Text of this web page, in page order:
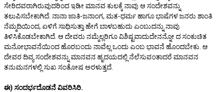
ಸೇರಿದವರಾಗಿರುವುದರಿಂದ ಇಡೀ ಮಾನವ ಕುಲಕ್ಕೆ ನಾವು ಆ ಸಂದೇಶವನ್ನು
ತಲುಪಿಸಬೇಕಾಗಿದೆ. ನಾನಾ ಜಾತಿ-ಜನಾಂಗ, ಮತ-ಧರ್ಮ ಹಾಗೂ ಭಾಷೆಗಳ ಜನರು ಶಾಂತಿ
ನೆಮ್ಮದಿಯಿಂದ, ಏಳಿಗೆ ಸಾಧಿಸುತ್ತಾ ಹೇಗೆ ಬಾಳಬಹುದು ಎಂಬುದನ್ನು ನಾವು
ತಿಳಿಸಿಕೊಡಬೇಕಾಗಿದೆ. ಆ ದೇವರು ನಮ್ಮೆಲ್ಲರಿಗೂ ವಿಶಿಷ್ಟವಾದುದೇನನ್ನೋ ದ ಸಂಕುಚಿತ
ಮನೋಭಾವನೆಯಿಂದ ಹೊರಬಂದು ನಾವೆಲ್ಲ ಒಂದು ಎಂಬ ಭಾವನೆ ಹೊಂದಬೇಕು. ಆ
ದೇವರ ದಿವ್ಯ ಸಂದೇಶವನ್ನು ಮಾನವನ ಹೃದಯದಲ್ಲಿ ನೆಲೆಸುವಂತಾದರೆ ಮಾನವನ
ತನುಮನಗಳಲ್ಲಿ ಸುಖ ಸಂತೋಷ ಅರಳುತ್ತದೆ.
ಈ) ಸಂದರ್ಭದೊಡನೆ ವಿವರಿಸಿರಿ.